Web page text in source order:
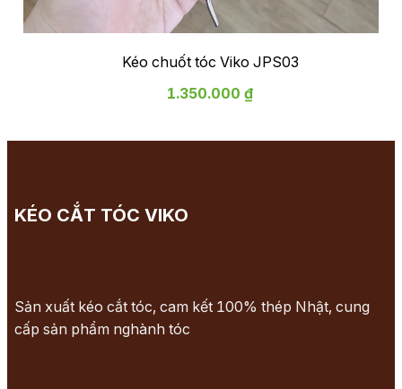
Kéo chuốt tóc Viko JPS03
1.350.000 ₫
KÉO CẮT TÓC VIKO
Sản xuất kéo cắt tóc, cam kết 100% thép Nhật, cung
cấp sản phẩm nghành tóc